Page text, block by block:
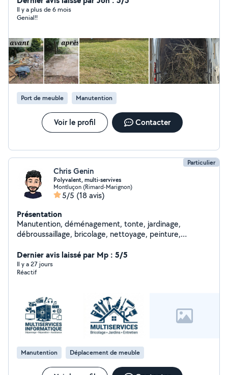
demontage de meubles ainsi que de tringles a rideaux
ou luminaire.
Il y a plus de 6 mois
Genial!!
Port de meuble Manutention
Voir le profil Contacter
Particulier
Chris Genin
Polyvalent, multi-servives
Montluçon (Rimard-Marignon)
5/5 (18 avis)
Présentation
Manutention, déménagement, tonte, jardinage,
débroussaillage, bricolage, nettoyage, peinture,
pour toute aide diverse.
Dernier avis laissé par Mp : 5/5
Il y a 27 jours
Réactif
Manutention Déplacement de meuble